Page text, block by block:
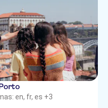
en, fr, es +3